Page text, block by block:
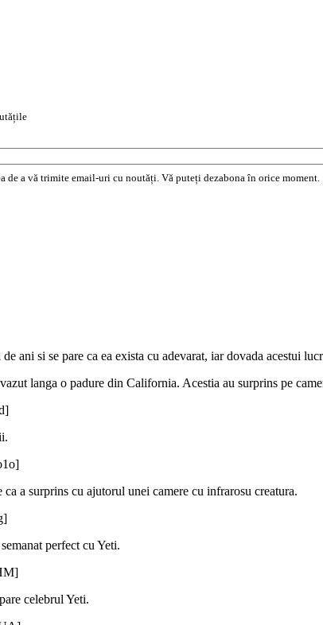
a vă trimite email-uri cu noutăți. Vă puteți dezabona în orice moment.
ani si se pare ca ea exista cu adevarat, iar dovada acestui
langa o padure din California. Acestia au surprins pe
a surprins cu ajutorul unei camere cu infrarosu creatura.
perfect cu Yeti.
celebrul Yeti.